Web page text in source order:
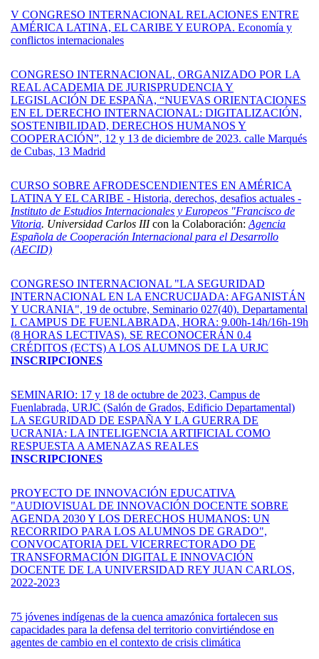
V CONGRESO INTERNACIONAL RELACIONES ENTRE
AMÉRICA LATINA, EL CARIBE Y EUROPA. Economía y
conflictos internacionales
CONGRESO INTERNACIONAL, ORGANIZADO POR LA
REAL ACADEMIA DE JURISPRUDENCIA Y
LEGISLACIÓN DE ESPAÑA, “NUEVAS ORIENTACIONES
EN EL DERECHO INTERNACIONAL: DIGITALIZACIÓN,
SOSTENIBILIDAD, DERECHOS HUMANOS Y
COOPERACIÓN”, 12 y 13 de diciembre de 2023. calle Marqués
de Cubas, 13 Madrid
CURSO SOBRE AFRODESCENDIENTES EN AMÉRICA
LATINA Y EL CARIBE - Historia, derechos, desafios actuales -
Instituto de Estudios Internacionales y Europeos "Francisco de
Vitoria. Universidad Carlos IIIcon la Colaboración:Agencia
Española de Cooperación Internacional para el Desarrollo
(AECID)
CONGRESO INTERNACIONAL "LA SEGURIDAD
INTERNACIONAL EN LA ENCRUCIJADA: AFGANISTÁN
Y UCRANIA", 19 de octubre, Seminario 027(40). Departamental
I. CAMPUS DE FUENLABRADA, HORA: 9.00h-14h/16h-19h
(8 HORAS LECTIVAS). SE RECONOCERÁN 0.4
CRÉDITOS (ECTS) A LOS ALUMNOS DE LA URJC
INSCRIPCIONES
SEMINARIO: 17 y 18 de octubre de 2023, Campus de
Fuenlabrada, URJC (Salón de Grados, Edificio Departamental)
LA SEGURIDAD DE ESPAÑA Y LA GUERRA DE
UCRANIA: LA INTELIGENCIA ARTIFICIAL COMO
RESPUESTA A AMENAZAS REALES
INSCRIPCIONES
PROYECTO DE INNOVACIÓN EDUCATIVA
"AUDIOVISUAL DE INNOVACIÓN DOCENTE SOBRE
AGENDA 2030 Y LOS DERECHOS HUMANOS: UN
RECORRIDO PARA LOS ALUMNOS DE GRADO",
CONVOCATORIA DEL VICERRECTORADO DE
TRANSFORMACIÓN DIGITAL E INNOVACIÓN
DOCENTE DE LA UNIVERSIDAD REY JUAN CARLOS,
2022-2023
75 jóvenes indígenas de la cuenca amazónica fortalecen sus
capacidades para la defensa del territorio convirtiéndose en
agentes de cambio en el contexto de crisis climática